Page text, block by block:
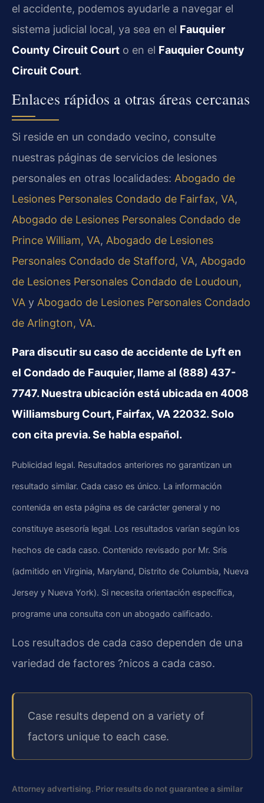
el accidente, podemos ayudarle a navegar el
sistema judicial local, ya sea en el Fauquier
County Circuit Court o en el Fauquier County
Circuit Court.
Enlaces rápidos a otras áreas cercanas
Si reside en un condado vecino, consulte
nuestras páginas de servicios de lesiones
personales en otras localidades: Abogado de
Lesiones Personales Condado de Fairfax, VA,
Abogado de Lesiones Personales Condado de
Prince William, VA, Abogado de Lesiones
Personales Condado de Stafford, VA, Abogado
de Lesiones Personales Condado de Loudoun,
VA y Abogado de Lesiones Personales Condado
de Arlington, VA.
Para discutir su caso de accidente de Lyft en
el Condado de Fauquier, llame al (888) 437-
7747. Nuestra ubicación está ubicada en 4008
Williamsburg Court, Fairfax, VA 22032. Solo
con cita previa. Se habla español.
Publicidad legal. Resultados anteriores no garantizan un
resultado similar. Cada caso es único. La información
contenida en esta página es de carácter general y no
constituye asesoría legal. Los resultados varían según los
hechos de cada caso. Contenido revisado por Mr. Sris
(admitido en Virginia, Maryland, Distrito de Columbia, Nueva
Jersey y Nueva York). Si necesita orientación específica,
programe una consulta con un abogado calificado.
Los resultados de cada caso dependen de una
variedad de factores ?nicos a cada caso.
Case results depend on a variety of
factors unique to each case.
Attorney advertising. Prior results do not guarantee a similar